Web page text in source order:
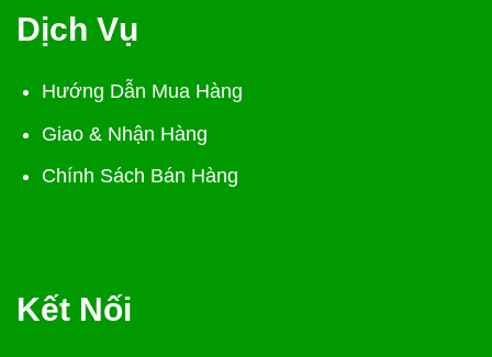
Dịch Vụ
Hướng Dẫn Mua Hàng
Giao & Nhận Hàng
Chính Sách Bán Hàng
Kết Nối